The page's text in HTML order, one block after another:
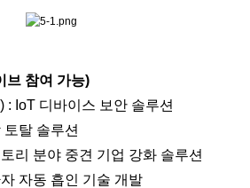
브 참여 가능)
: IoT 디바이스 보안 솔루션
탈 솔루션
리 분야 중견 기업 강화 솔루션
자동 흡인 기술 개발